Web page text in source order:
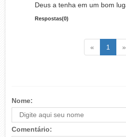
Deus a tenha em um bom
Respostas(0)
« Voltar1 (atual)
»
Nome:
Comentário: